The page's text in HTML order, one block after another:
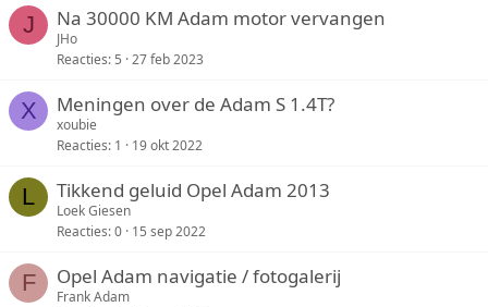
J Na 30000 KM Adam motor vervangen
JHo
Reacties 5 27 feb 2023
X Meningen over de Adam S 1.4T?
xoubie
Reacties 1 19 okt 2022
L Tikkend geluid Opel Adam 2013
Loek Giesen
Reacties 0 15 sep 2022
F Opel Adam navigatie / fotogalerij
Frank Adam